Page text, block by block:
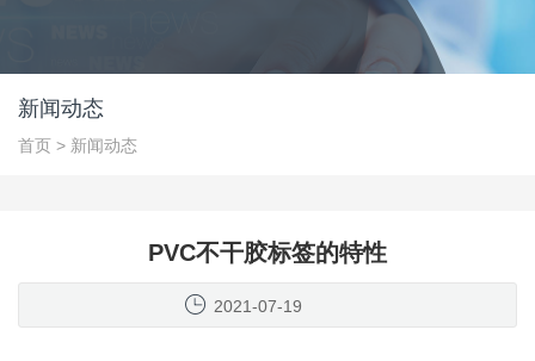
新闻动态
首页 > 新闻动态
PVC不干胶标签的特性
2021-07-19